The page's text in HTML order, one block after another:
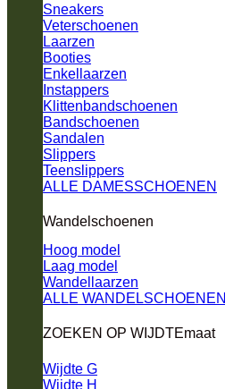
Sneakers
Veterschoenen
Laarzen
Booties
Enkellaarzen
Instappers
Klittenbandschoenen
Bandschoenen
Sandalen
Slippers
Teenslippers
ALLE DAMESSCHOENEN
Wandelschoenen
Hoog model
Laag model
Wandellaarzen
ALLE WANDELSCHOENEN
ZOEKEN OP WIJDTEmaat
Wijdte G
Wijdte H